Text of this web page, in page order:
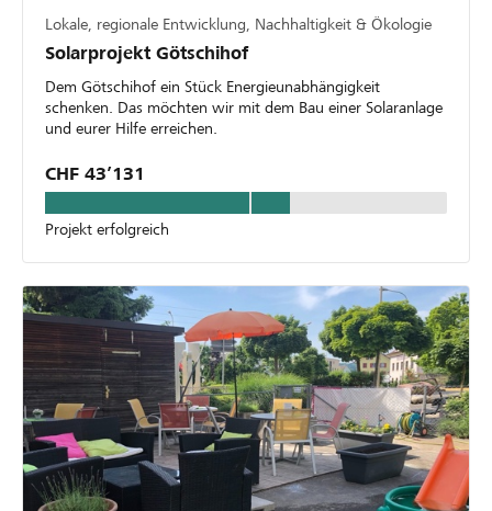
Lokale, regionale Entwicklung, Nachhaltigkeit & Ökologie
Solarprojekt Götschihof
Dem Götschihof ein Stück Energieunabhängigkeit
schenken. Das möchten wir mit dem Bau einer Solaranlage
und eurer Hilfe erreichen.
CHF 43’131
Projekt erfolgreich